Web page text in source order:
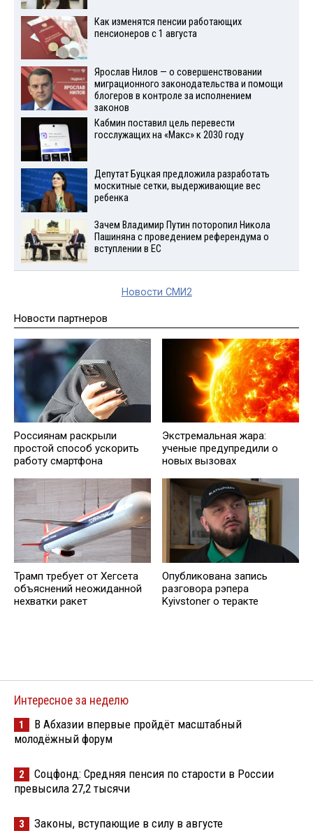
Как изменятся пенсии работающих
пенсионеров с 1 августа
Ярослав Нилов — о совершенствовании
миграционного законодательства и помощи
блогеров в контроле за исполнением
законов
Кабмин поставил цель перевести
госслужащих на «Макс» к 2030 году
Депутат Буцкая предложила разработать
москитные сетки, выдерживающие вес
ребенка
Зачем Владимир Путин поторопил Никола
Пашиняна с проведением референдума о
вступлении в ЕС
Новости СМИ2
Новости партнеров
Россиянам раскрыли
простой способ ускорить
работу смартфона
Экстремальная жара:
ученые предупредили о
новых вызовах
Трамп требует от Хегсета
объяснений неожиданной
нехватки ракет
Опубликована запись
разговора рэпера
Kyivstoner о теракте
Интересное за неделю
1
В Абхазии впервые пройдёт масштабный
молодёжный форум
2
Соцфонд: Средняя пенсия по старости в России
превысила 27,2 тысячи
3 Законы, вступающие в силу в августе